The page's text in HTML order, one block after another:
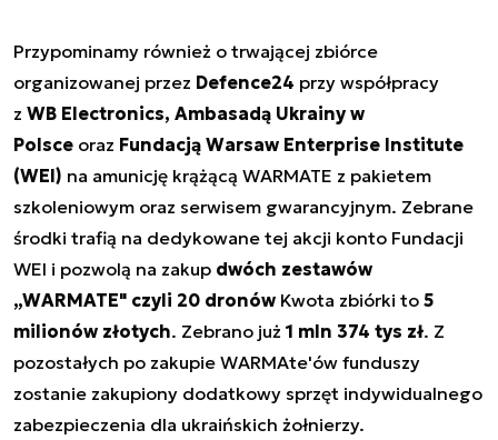
Przypominamy również o trwającej zbiórce
organizowanej przez Defence24 przy współpracy
z WB Electronics, Ambasadą Ukrainy w
Polsce oraz Fundacją Warsaw Enterprise Institute
(WEI) na amunicję krążącą WARMATE z pakietem
szkoleniowym oraz serwisem gwarancyjnym. Zebrane
środki trafią na dedykowane tej akcji konto Fundacji
WEI i pozwolą na zakup dwóch zestawów
„WARMATE" czyli 20 dronów Kwota zbiórki to 5
milionów złotych. Zebrano już 1 mln 374 tys zł. Z
pozostałych po zakupie WARMAte'ów funduszy
zostanie zakupiony dodatkowy sprzęt indywidualnego
zabezpieczenia dla ukraińskich żołnierzy.